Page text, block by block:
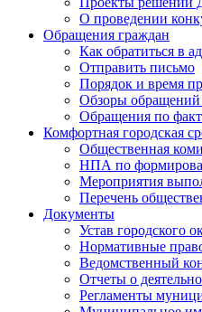
О проведении
Обращения граждан
Как обратиться в
Отправить письмо
Порядок и время
Обзоры
Обращения по
Комфортная городская
Общественная
НПА по
Мероприятия
Перечень
Документы
Устав городского
Нормативные
Ведомственный
Отчеты о
Регламенты